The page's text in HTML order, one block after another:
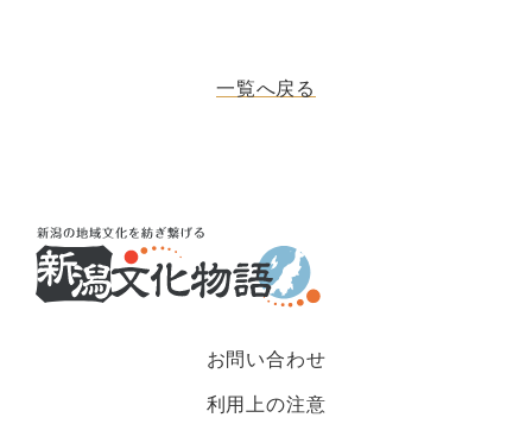
一覧へ戻る
お問い合わせ
利用上の注意